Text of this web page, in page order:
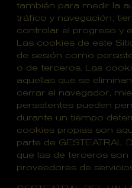
también para medir la
tráfico y navegación,
controlar el progreso y
Las cookies de este
de sesión como
o de terceros. Las
aquellas que se
cerrar el navegador,
persistentes pueden
durante un tiempo
cookies propias son
parte de GESTEATRAL
que las de terceros son
proveedores de